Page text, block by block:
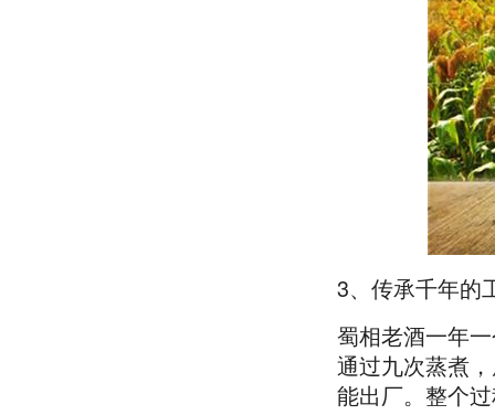
3、传承千年的
蜀相老酒一年
通过九次蒸煮
能出厂。整个